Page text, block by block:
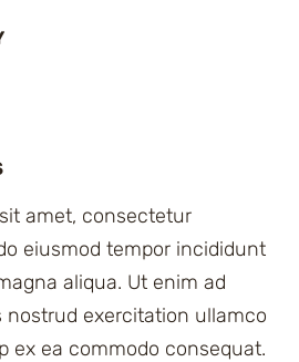
amet, consectetur
eiusmod tempor incididunt
aliqua. Ut enim ad
nostrud exercitation ullamco
ex ea commodo consequat.